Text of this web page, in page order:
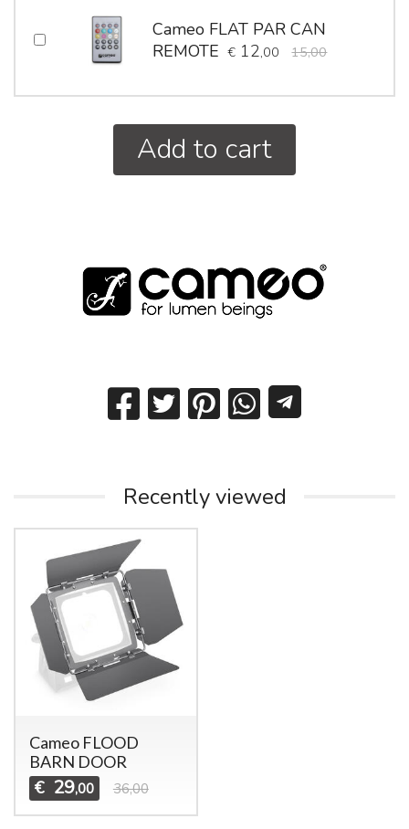
Cameo FLAT PAR CAN
REMOTE € 12,00 15,00
Add to cart
Recently viewed
Cameo FLOOD
BARN DOOR
€ 29,00 36,00